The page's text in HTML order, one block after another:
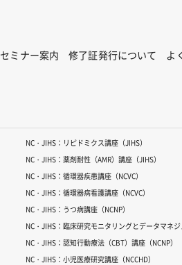
セミナー案内 修了証発行について
よ
NC・JIHS：リピドミクス講座（JIHS）
NC・JIHS：薬剤耐性（AMR）講座（JIHS）
NC・JIHS：循環器疾患講座（NCVC）
NC・JIHS：循環器病看護講座（NCVC）
NC・JIHS：うつ病講座（NCNP）
NC・JIHS：臨床研究モニタリングとデータマネジ
NC・JIHS：認知行動療法（CBT）講座（NCNP）
NC・JIHS：小児医療研究講座（NCCHD）